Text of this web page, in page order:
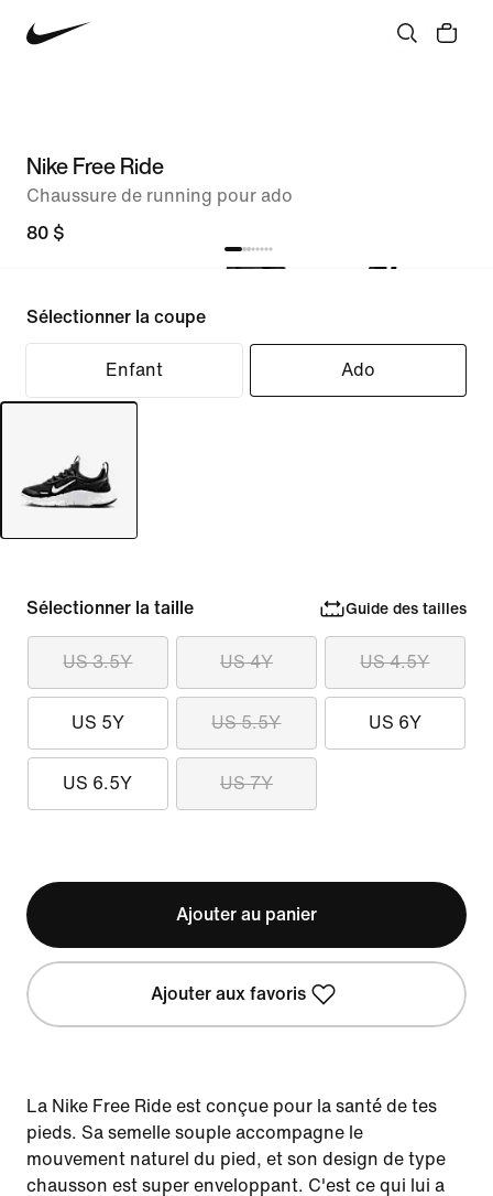
Nike Free Ride
Chaussure de running pour ado
80 $
Sélectionner la coupe
Enfant Ado
Sélectionner la taille Guide des tailles
US 3.5Y US 4Y US 4.5Y
US 5Y US 5.5Y US 6Y
US 6.5Y US 7Y
Ajouter au panier
Ajouter aux favoris
La Nike Free Ride est conçue pour la santé de tes
pieds. Sa semelle souple accompagne le
mouvement naturel du pied, et son design de type
chausson est super enveloppant. C'est ce qui lui a